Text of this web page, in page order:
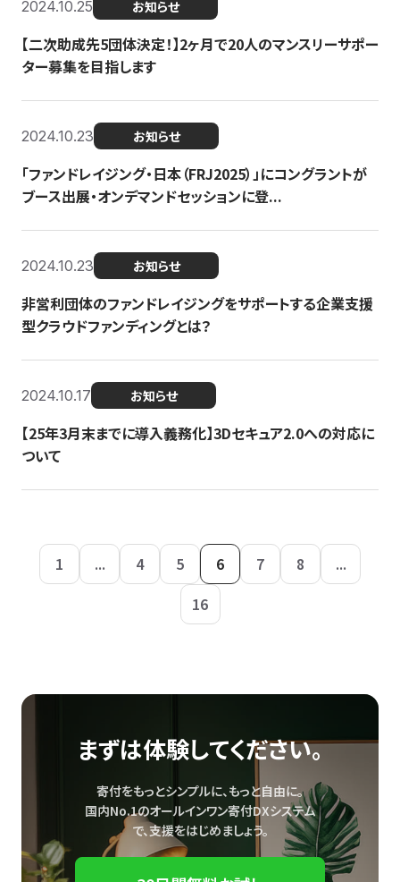
2024.10.25 お知らせ
【二次助成先5団体決定！】2ヶ月で20人のマンスリーサポー
ター募集を目指します
2024.10.23 お知らせ
「ファンドレイジング・日本（FRJ2025）」にコングラントが
ブース出展・オンデマンドセッションに登...
2024.10.23 お知らせ
非営利団体のファンドレイジングをサポートする企業支援
型クラウドファンディングとは？
2024.10.17 お知らせ
【25年3月末までに導入義務化】3Dセキュア2.0への対応に
ついて
1 ... 4 5 6 7 8
...
16
まずは体験してください。
寄付をもっとシンプルに、もっと自由に。
国内No.1のオールインワン寄付DXシステム
で、支援をはじめましょう。